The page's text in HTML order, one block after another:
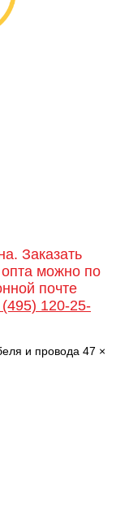
Заказать
опта можно по
почте
120-25-
и провода 47 ×